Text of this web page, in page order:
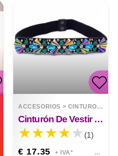
ACCESORIOS > CINTURONES
Cinturón De Vestir De Todo El Partido
(1)
€ 17.35 + IVA*